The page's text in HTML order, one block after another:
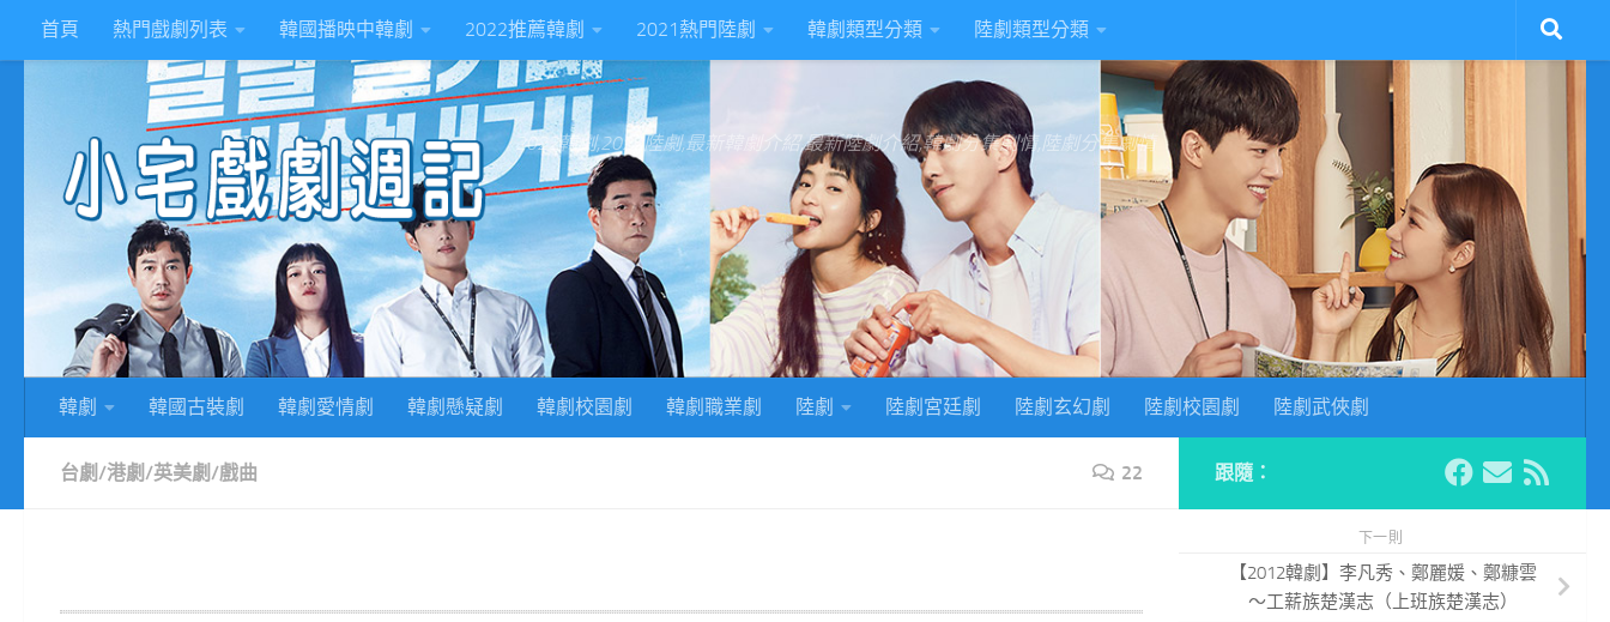
Skip to content
首頁 熱門戲劇列表 韓國播映中韓劇 2022推薦韓劇 2021熱門陸劇 韓劇類型分類 陸劇類型分類
2022韓劇,2022陸劇,最新韓劇介紹,最新陸劇介紹,韓劇分集劇情,陸劇分集劇情
韓劇 韓國古裝劇 韓劇愛情劇 韓劇懸疑劇 韓劇校園劇 韓劇職業劇 陸劇 陸劇宮廷劇 陸劇玄幻劇 陸劇校園劇 陸劇武俠劇
台劇/港劇/英美劇/戲曲 22 跟隨：
下一則
【2012韓劇】李凡秀、鄭麗媛、鄭糠雲
～工薪族楚漢志（上班族楚漢志）